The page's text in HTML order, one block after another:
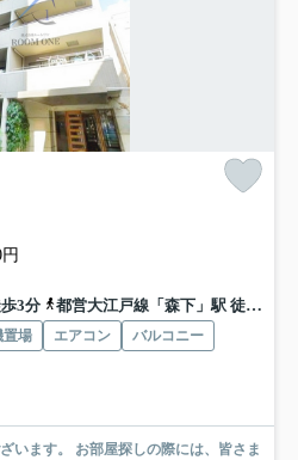
3分
都営大江戸線「森下」駅 徒歩16分
置場 エアコン
バルコニー
際には、皆さま